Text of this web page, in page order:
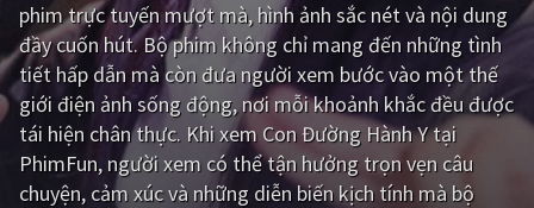
Viễn Tây Tiểu sử
GameShow DramaTV
QUỐC GIA
Âu - Mỹ Trung Quốc - Hồng Kông
phim trực tuyến mượt mà, hình ảnh sắc nét và nội dung
đầy cuốn hút. Bộ phim không chỉ mang đến những tình
tiết hấp dẫn mà còn đưa người xem bước vào một thế
giới điện ảnh sống động, nơi mỗi khoảnh khắc đều được
tái hiện chân thực. Khi xem Con Đường Hành Y tại
PhimFun, người xem có thể tận hưởng trọn vẹn câu
chuyện, cảm xúc và những diễn biến kịch tính mà bộ